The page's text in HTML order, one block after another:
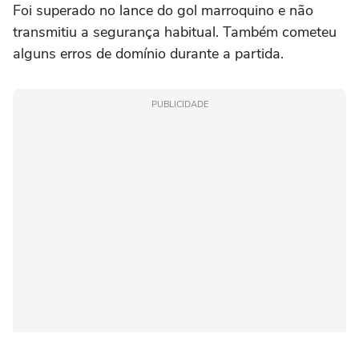
Foi superado no lance do gol marroquino e não
transmitiu a segurança habitual. Também cometeu
alguns erros de domínio durante a partida.
PUBLICIDADE